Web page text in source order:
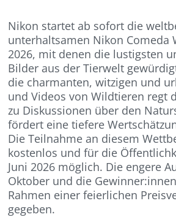
Nikon startet ab sofort die
unterhaltsamen Nikon Comeda
2026, mit denen die lustigsten
Bilder aus der Tierwelt
die charmanten, witzigen und
und Videos von Wildtieren regt
zu Diskussionen über den
fördert eine tiefere
Die Teilnahme an diesem
kostenlos und für die
Juni 2026 möglich. Die engere
Oktober und die
Rahmen einer feierlichen
gegeben.